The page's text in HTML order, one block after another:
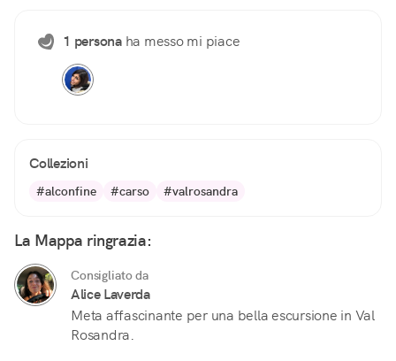
1 personaha messo mi piace
Collezioni
#alconfine #carso #valrosandra
La Mappa ringrazia:
Consigliato da
Alice Laverda
Meta affascinante per una bella escursione in Val
Rosandra.